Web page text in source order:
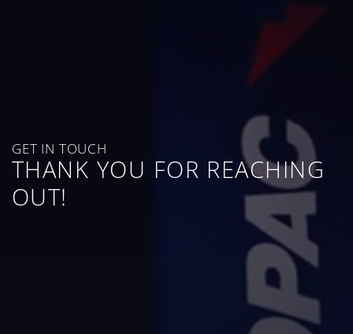
GET IN TOUCH
THANK YOU FOR REACHING
OUT!